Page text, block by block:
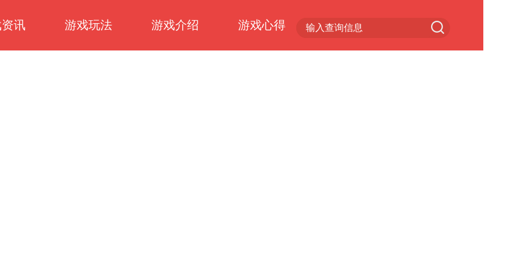
讯 游戏玩法 游戏介绍 游戏心得 游戏专区 手游大全